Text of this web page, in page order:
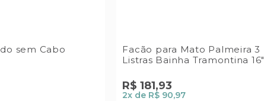
sem Cabo
Facão para Mato Palmeira 3
Listras Bainha Tramontina 16"
R$ 181,93
2x de R$ 90,97